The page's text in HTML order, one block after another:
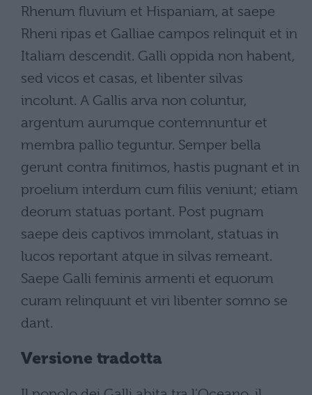
Rhenum fluvium et Hispaniam, at saepe
Rheni ripas et Galliae campos relinquit et in
Italiam descendit. Galli oppida non habent,
sed vicos et casas, et libenter silvas
incolunt. A Gallis arva non coluntur,
argentum aurumque contemnuntur et
membra pallio teguntur. Semper bella
gerunt contra finitimos, hastis pugnant et in
proelium interdum cum filiis veniunt; etiam
deorum statuas portant. Post pugnam
saepe deis captivos immolant, statuas in
lucos reportant atque in silvas remeant.
Saepe Galli feminis armenti et equorum
curam relinquunt et viri libenter somno se
dant.
Versione tradotta